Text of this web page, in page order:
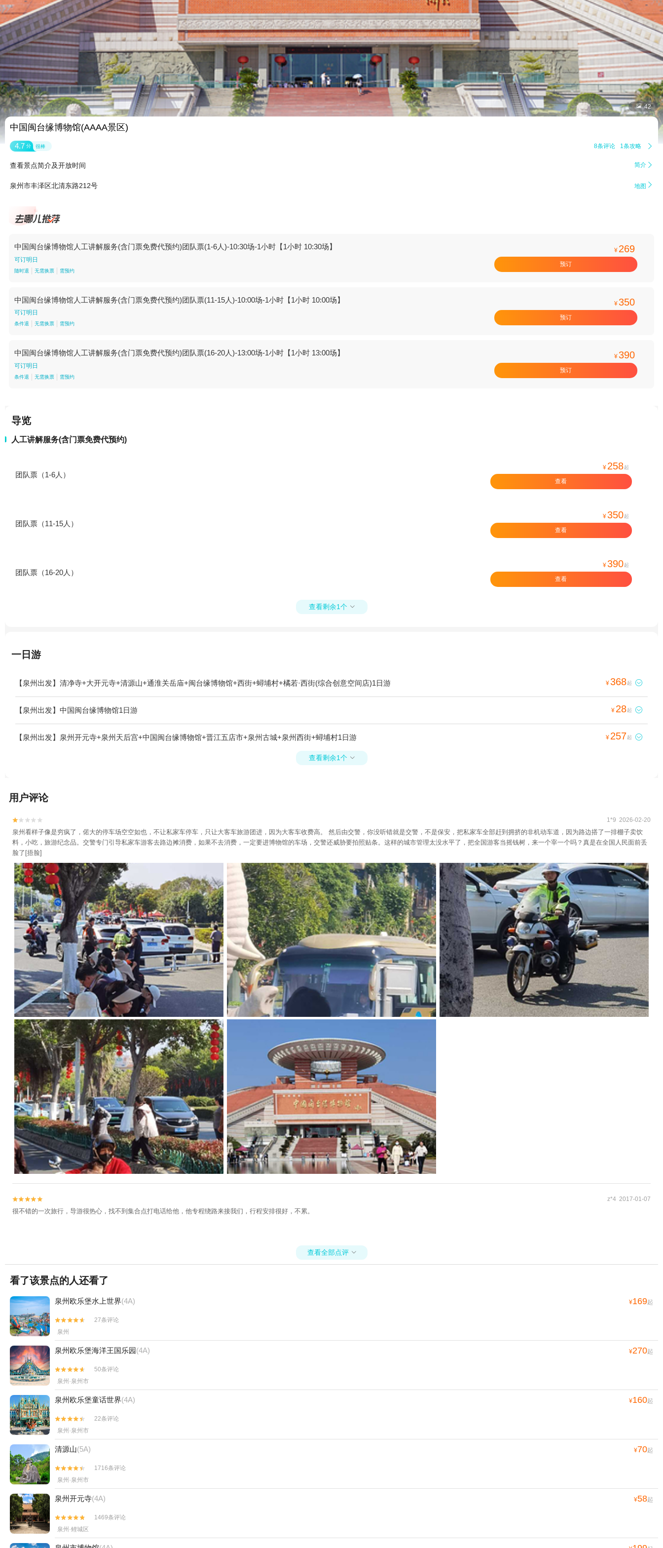
 42
中国闽台缘博物馆(AAAA景区)
4.7 分 很棒 8条评论 1条攻略 
查看景点简介及开放时间 简介 
泉州市丰泽区北清东路212号 地图 
中国闽台缘博物馆人工讲解服务(含门票免费代预约)团队票(1-6人)-10:30场-1小时【1小时 10:30场】
可订明日
随时退 无需换票 需预约
¥ 269
预订
中国闽台缘博物馆人工讲解服务(含门票免费代预约)团队票(11-15人)-10:00场-1小时【1小时 10:00场】
可订明日
条件退 无需换票 需预约
¥350
预订
中国闽台缘博物馆人工讲解服务(含门票免费代预约)团队票(16-20人)-13:00场-1小时【1小时 13:00场】
可订明日
条件退 无需换票 需预约
¥390
预订
导览
人工讲解服务(含门票免费代预约)
团队票（1-6人）
¥ 258 起
查看
团队票（11-15人）
¥350 起
查看
团队票（16-20人）
¥390 起
查看
查看剩余1个 
一日游
【泉州出发】清净寺+大开元寺+清源山+通淮关岳庙+闽台缘博物馆+西街+蟳埔村+橘若·西街(综合创意空间店)1日游 ¥368起 
【泉州出发】中国闽台缘博物馆1日游 ¥ 28起 
【泉州出发】泉州开元寺+泉州天后宫+中国闽台缘博物馆+晋江五店市+泉州古城+泉州西街+蟳埔村1日游 ¥ 257起 
查看剩余1个 
用户评论

 1*9 2026-02-20
泉州看样子像是穷疯了，偌大的停车场空空如也，不让私家车停车，只让大客车旅游团进，因为大客车收费高。 然后由交警，你没听错就是交警，不是保安，把私家车全部赶到拥挤的非机动车道，因为路边搭了一排棚子卖饮
料，小吃，旅游纪念品。交警专门引导私家车游客去路边摊消费，如果不去消费，一定要进博物馆的车场，交警还威胁要拍照贴条。这样的城市管理太没水平了，把全国游客当摇钱树，来一个宰一个吗？真是在全国人民面前丢
脸了[捂脸]

 z*4 2017-01-07
很不错的一次旅行，导游很热心，找不到集合点打电话给他，他专程绕路来接我们，行程安排很好，不累。
查看全部点评 
看了该景点的人还看了
泉州欧乐堡水上世界(4A) ¥169起


27条评论
泉州
泉州欧乐堡海洋王国乐园(4A) ¥270起


50条评论
泉州·泉州市
泉州欧乐堡童话世界(4A) ¥160起


22条评论
泉州·泉州市
清源山(5A) ¥70起


1716条评论
泉州·泉州市
泉州开元寺(4A) ¥58起


1469条评论
泉州·鲤城区